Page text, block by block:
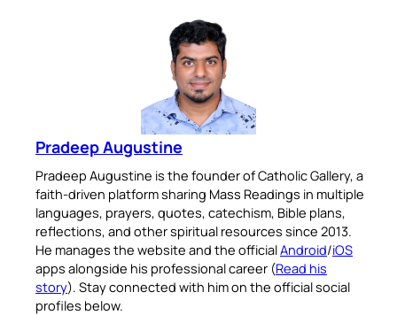
Pradeep Augustine
Pradeep Augustine is the founder of Catholic Gallery, a
faith-driven platform sharing Mass Readings in multiple
languages, prayers, quotes, catechism, Bible plans,
reflections, and other spiritual resources since 2013.
He manages the website and the officialAndroid/iOS
apps alongside his professional career (Read his
story). Stay connected with him on the official social
profiles below.